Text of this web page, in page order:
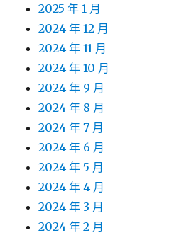
2025 年 1 月
2024 年 12 月
2024 年 11 月
2024 年 10 月
2024 年 9 月
2024 年 8 月
2024 年 7 月
2024 年 6 月
2024 年 5 月
2024 年 4 月
2024 年 3 月
2024 年 2 月